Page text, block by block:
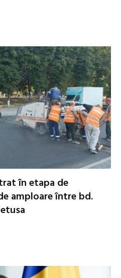
în etapa de
amploare între bd.